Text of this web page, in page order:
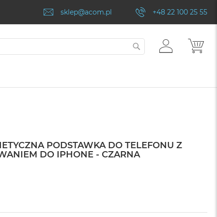
sklep@acom.pl +48 22 100 25 55
ZALOGUJ
SIĘ
SZUKAJ
PODSTAWKA DO TELEFONU Z
DO IPHONE - CZARNA